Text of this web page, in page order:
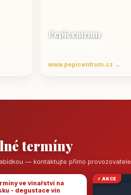
Pepicentrum
www.pepicentrum.cz →
termíny
— kontaktujte přímo provozovatele
ve vinařství na
- degustace vín
⚡ AKCE